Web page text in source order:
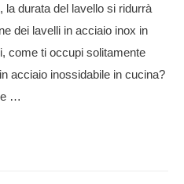
la durata del lavello si ridurrà
dei lavelli in acciaio inox in
come ti occupi solitamente
acciaio inossidabile in cucina?
…